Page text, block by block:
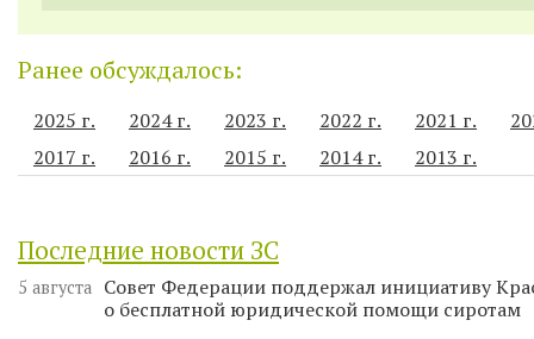
Ранее обсуждалось:
2025 г. 2024 г. 2023 г. 2022 г. 2021 г.
2017 г.
2016 г. 2015 г. 2014 г. 2013 г.
Последние новости ЗС
5 августа
Совет Федерации поддержал инициативу
о бесплатной юридической помощи сиротам